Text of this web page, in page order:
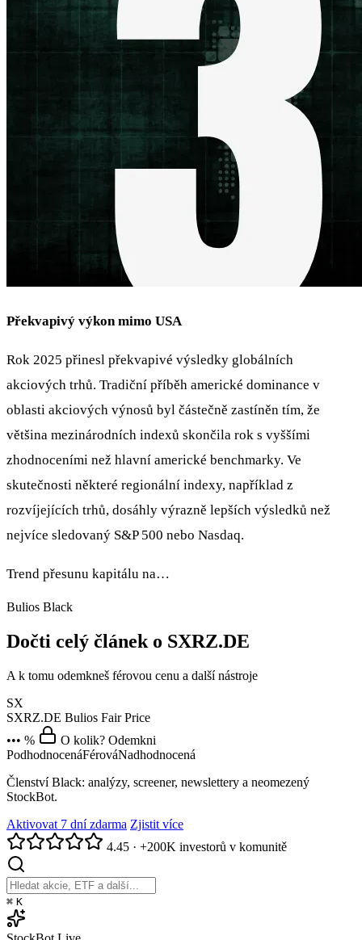
Překvapivý výkon mimo USA
Rok 2025 přinesl překvapivé výsledky globálních
akciových trhů. Tradiční příběh americké dominance v
oblasti akciových výnosů byl částečně zastíněn tím, že
většina mezinárodních indexů skončila rok s vyššími
zhodnoceními než hlavní americké benchmarky. Ve
skutečnosti některé regionální indexy, například z
rozvíjejících trhů, dosáhly výrazně lepších výsledků než
nejvíce sledovaný S&P 500 nebo Nasdaq.
Trend přesunu kapitálu na…
Bulios Black
Dočti celý článek o SXRZ.DE
A k tomu odemkneš férovou cenu a další nástroje
SX
SXRZ.DE Bulios Fair Price
••• %
O kolik? Odemkni
PodhodnocenáFérováNadhodnocená
Členství Black: analýzy, screener, newslettery a neomezený
StockBot.
Aktivovat 7 dní zdarma Zjistit více
4.45 · +200K investorů v komunitě
⌘ K